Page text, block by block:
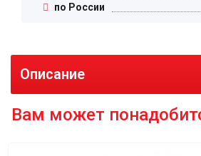
по России
Описание
Вам может